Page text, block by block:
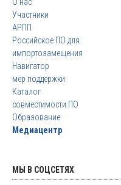
О нас
Участники
АРПП
Российское ПО для
импортозамещения
Навигатор
мер поддержки
Каталог
совместимости ПО
Образование
Медиацентр
МЫ В СОЦСЕТЯХ